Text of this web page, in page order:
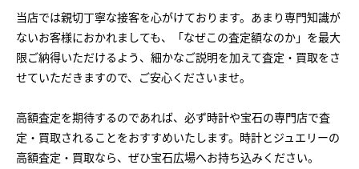
当店では親切丁寧な接客を心がけております。あまり専門知識が
ないお客様におかれましても、「なぜこの査定額なのか」を最大
限ご納得いただけるよう、細かなご説明を加えて査定・買取をさ
せていただきますので、ご安心くださいませ。
高額査定を期待するのであれば、必ず時計や宝石の専門店で査
定・買取されることをおすすめいたします。時計とジュエリーの
高額査定・買取なら、ぜひ宝石広場へお持ち込みください。